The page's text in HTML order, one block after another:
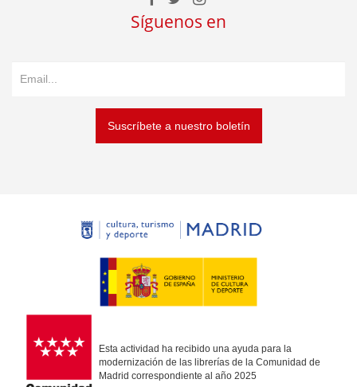
Síguenos en
Suscríbete a nuestro boletín
Esta actividad ha recibido una ayuda para la
modernización de las librerías de la Comunidad de
Madrid correspondiente al año 2025